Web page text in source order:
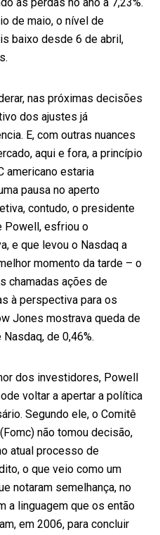
de maio, o nível de
baixo desde 6 de abril,
nas próximas decisões
dos ajustes já
E, com outras nuances
aqui e fora, a princípio
americano estaria
pausa no aperto
contudo, o presidente
Powell, esfriou o
e que levou o Nasdaq a
momento da tarde – o
chamadas ações de
à perspectiva para os
Jones mostrava queda de
de 0,46%.
dos investidores, Powell
voltar a apertar a política
Segundo ele, o Comitê
não tomou decisão,
atual processo de
o que veio como um
notaram semelhança, no
a linguagem que os então
em 2006, para concluir